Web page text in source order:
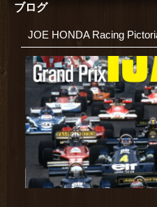
ブログ
JOE HONDA Racing